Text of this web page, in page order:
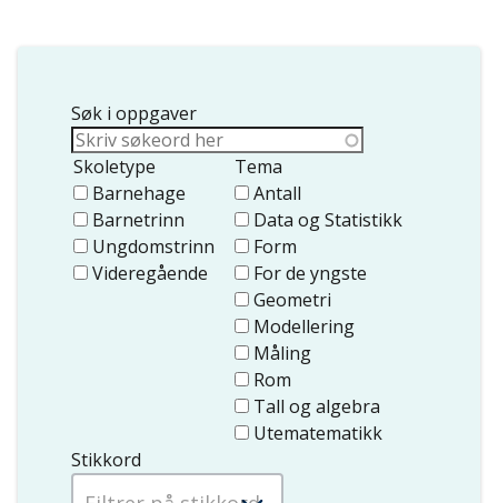
Søk i oppgaver
Skoletype
Barnehage
Barnetrinn
Ungdomstrinn
Videregående
Tema
Antall
Data og Statistikk
Form
For de yngste
Geometri
Modellering
Måling
Rom
Tall og algebra
Utematematikk
Stikkord